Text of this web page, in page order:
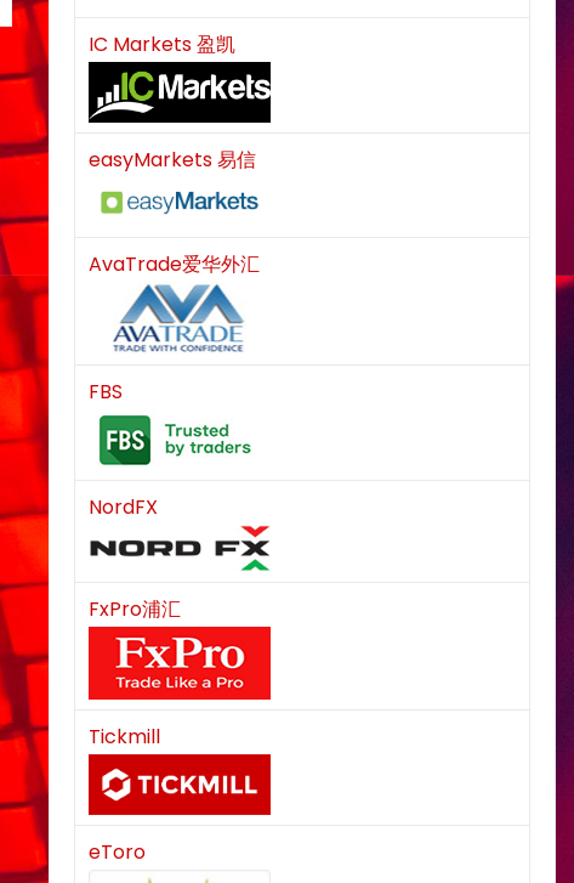
IC Markets 盈凯
easyMarkets 易信
AvaTrade爱华外汇
FBS
NordFX
FxPro浦汇
Tickmill
eToro